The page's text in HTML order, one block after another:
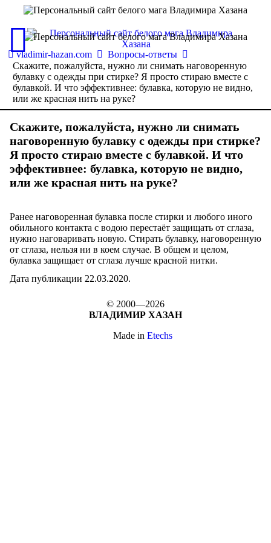
vladimir-hazan.com
Вопросы-ответы
Скажите, пожалуйста, нужно ли снимать наговоренную
булавку с одежды при стирке? Я просто стираю вместе с
булавкой. И что эффективнее: булавка, которую не видно,
или же красная нить на руке?
Скажите, пожалуйста, нужно ли снимать
наговоренную булавку с одежды при стирке?
Я просто стираю вместе с булавкой. И что
эффективнее: булавка, которую не видно,
или же красная нить на руке?
Ранее наговоренная булавка после стирки и любого иного
обильного контакта с водою перестаёт защищать от сглаза,
нужно наговаривать новую. Стирать булавку, наговоренную
от сглаза, нельзя ни в коем случае. В общем и целом,
булавка защищает от сглаза лучше красной нитки.
Дата публикации 22.03.2020.
© 2000—2026
ВЛАДИМИР ХАЗАН
Made in Etechs